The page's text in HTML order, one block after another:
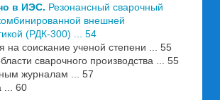
в ИЭС. Резонансный сварочный
внешней
(РДК-300) ... 54
на соискание ученой степени ... 55
сварочного производства ... 55
журналам ... 57
... 60